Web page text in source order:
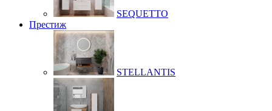
SEQUETTO
Престиж
STELLANTIS